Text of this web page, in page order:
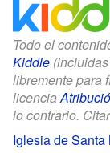
Todo el
Kiddle
libremente para
licencia
lo contrario.
Iglesia de